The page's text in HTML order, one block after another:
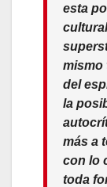
esta
mismo
del
la
más a
con lo
toda